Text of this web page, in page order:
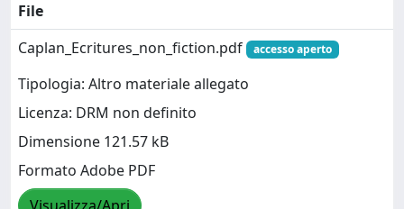
File
Caplan_Ecritures_non_fiction.pdf
accesso aperto
Tipologia: Altro materiale allegato
Licenza: DRM non definito
Dimensione 121.57 kB
Formato Adobe PDF